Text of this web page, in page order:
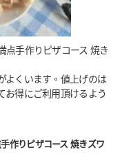
点手作りピザコース 焼き
よくいます。値上げのは
お得にご利用頂けるよう
作りピザコース 焼きズワ